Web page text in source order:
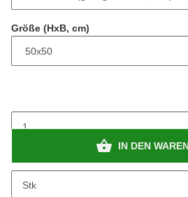
Größe (HxB, cm)
Stk
IN DEN